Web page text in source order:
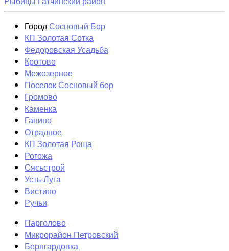
ГородСосновый Бор
КП Золотая Сотка
Федоровская Усадьба
Кротово
Межозерное
Поселок Сосновый бор
Громово
Каменка
Ганино
Отрадное
КП Золотая Роща
Рогожа
Сясьстрой
Усть-Луга
Вистино
Ручьи
Парголово
Микрорайон Петровский
Бернгардовка